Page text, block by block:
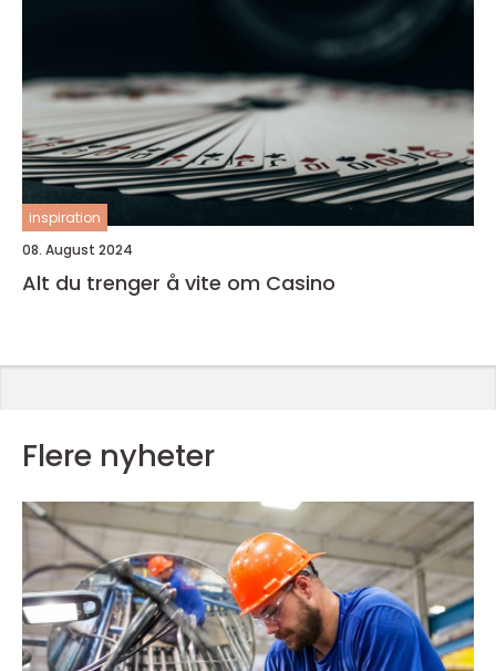
inspiration
08. August 2024
Alt du trenger å vite om Casino
Flere nyheter